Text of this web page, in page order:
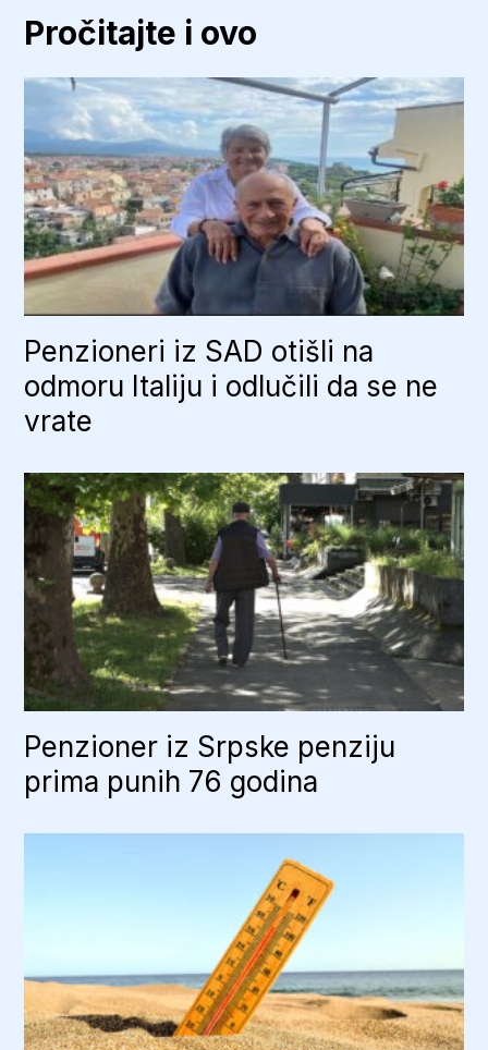
Pročitajte i ovo
Penzioneri iz SAD otišli na
odmoru Italiju i odlučili da se ne
vrate
Penzioner iz Srpske penziju
prima punih 76 godina